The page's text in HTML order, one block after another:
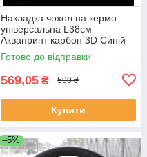
Накладка чохол на кермо
універсальна L38см
Аквапринт карбон 3D Синій
Готово до відправки
569,05 ₴ 599 ₴
Купити
–5%